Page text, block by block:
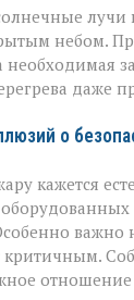
лучи
небом.
необходимая
о
кажется
важно